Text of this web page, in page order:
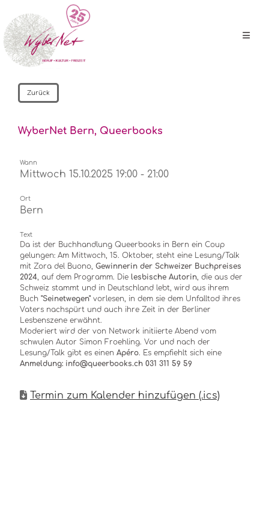
Zurück
WyberNet Bern, Queerbooks
Wann
Mittwoch 15.10.2025 19:00 - 21:00
Ort
Bern
Text
Da ist der Buchhandlung Queerbooks in Bern ein Coup
gelungen: Am Mittwoch, 15. Oktober, steht eine Lesung/Talk
mit Zora del Buono, Gewinnerin der Schweizer Buchpreises
2024, auf dem Programm. Die lesbische Autorin, die aus der
Schweiz stammt und in Deutschland lebt, wird aus ihrem
Buch "Seinetwegen" vorlesen, in dem sie dem Unfalltod ihres
Vaters nachspürt und auch ihre Zeit in der Berliner
Lesbenszene erwähnt.
Moderiert wird der von Network initiierte Abend vom
schwulen Autor Simon Froehling. Vor und nach der
Lesung/Talk gibt es einen Apéro. Es empfiehlt sich eine
Anmeldung: info@queerbooks.ch 031 311 59 59
Termin zum Kalender hinzufügen (.ics)